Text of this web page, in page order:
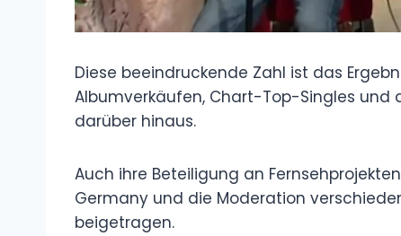
Diese beeindruckende Zahl ist das
Albumverkäufen, Chart-Top-Singles und
darüber hinaus.
Auch ihre Beteiligung an
Germany und die Moderation
beigetragen.